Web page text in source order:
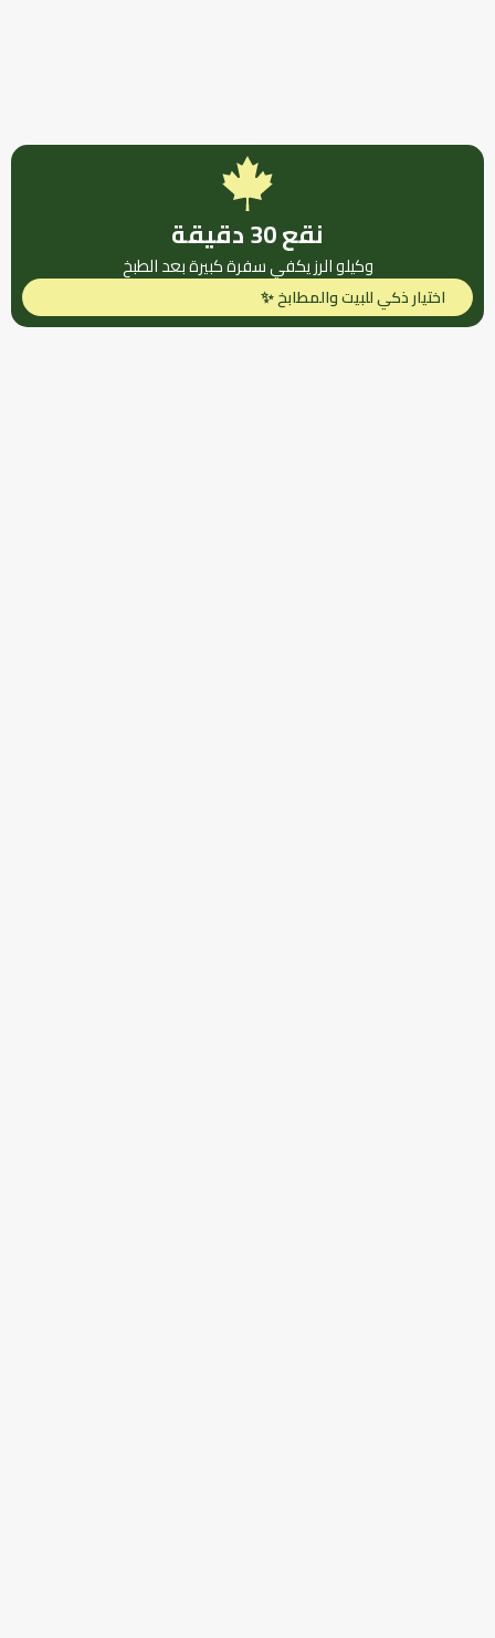
نقع 30 دقيقة
وكيلو الرز يكفي سفرة كبيرة بعد الطبخ
اختيار ذكي للبيت والمطابخ ✨